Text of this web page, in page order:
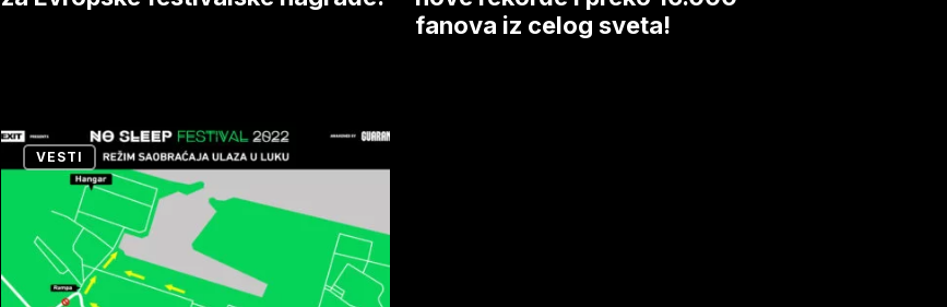
iz
fanova iz celog sveta!
Obaveštenje
o
pravca
kretanja
tokom
VESTI